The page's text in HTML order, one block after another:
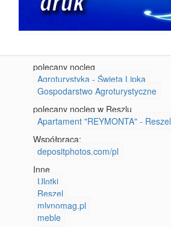
polecany nocleg
Agroturystyka - Święta Lipka
Gospodarstwo Agroturystyczne
polecany nocleg w Reszlu
Apartament "REYMONTA" - Reszel
Współpraca:
depositphotos.com/pl
Inne
Ulotki
Reszel
mlynomag.pl
meble